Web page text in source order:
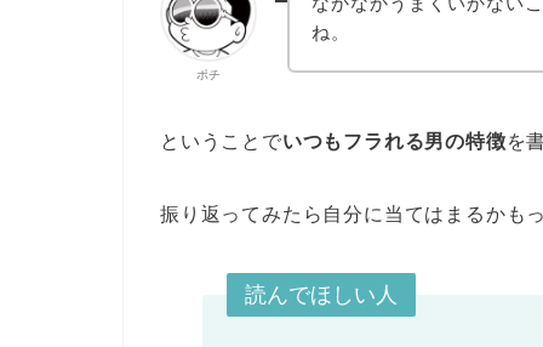
ポチ
ね。
ということでいつもフラれる男の特徴を
振り返ってみたら自分に当てはまるかも
読んでほしい人